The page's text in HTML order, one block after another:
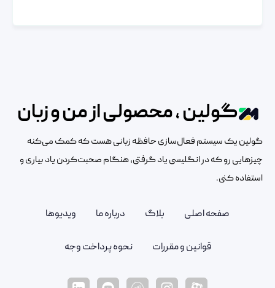
گولین ، محصولی از من و زبان
گولین یک سیستم فعال‌سازی حافظه زبانی هست که کمک می‌کنه
چیزهایی رو که در انگلیسی یاد گرفتی، هنگام صحبت‌کردن یاد بیاری و
استفاده کنی.
صفحه اصلی بلاگ درباره ما ویدیوها
قوانین و مقررات نحوه پرداخت وجه